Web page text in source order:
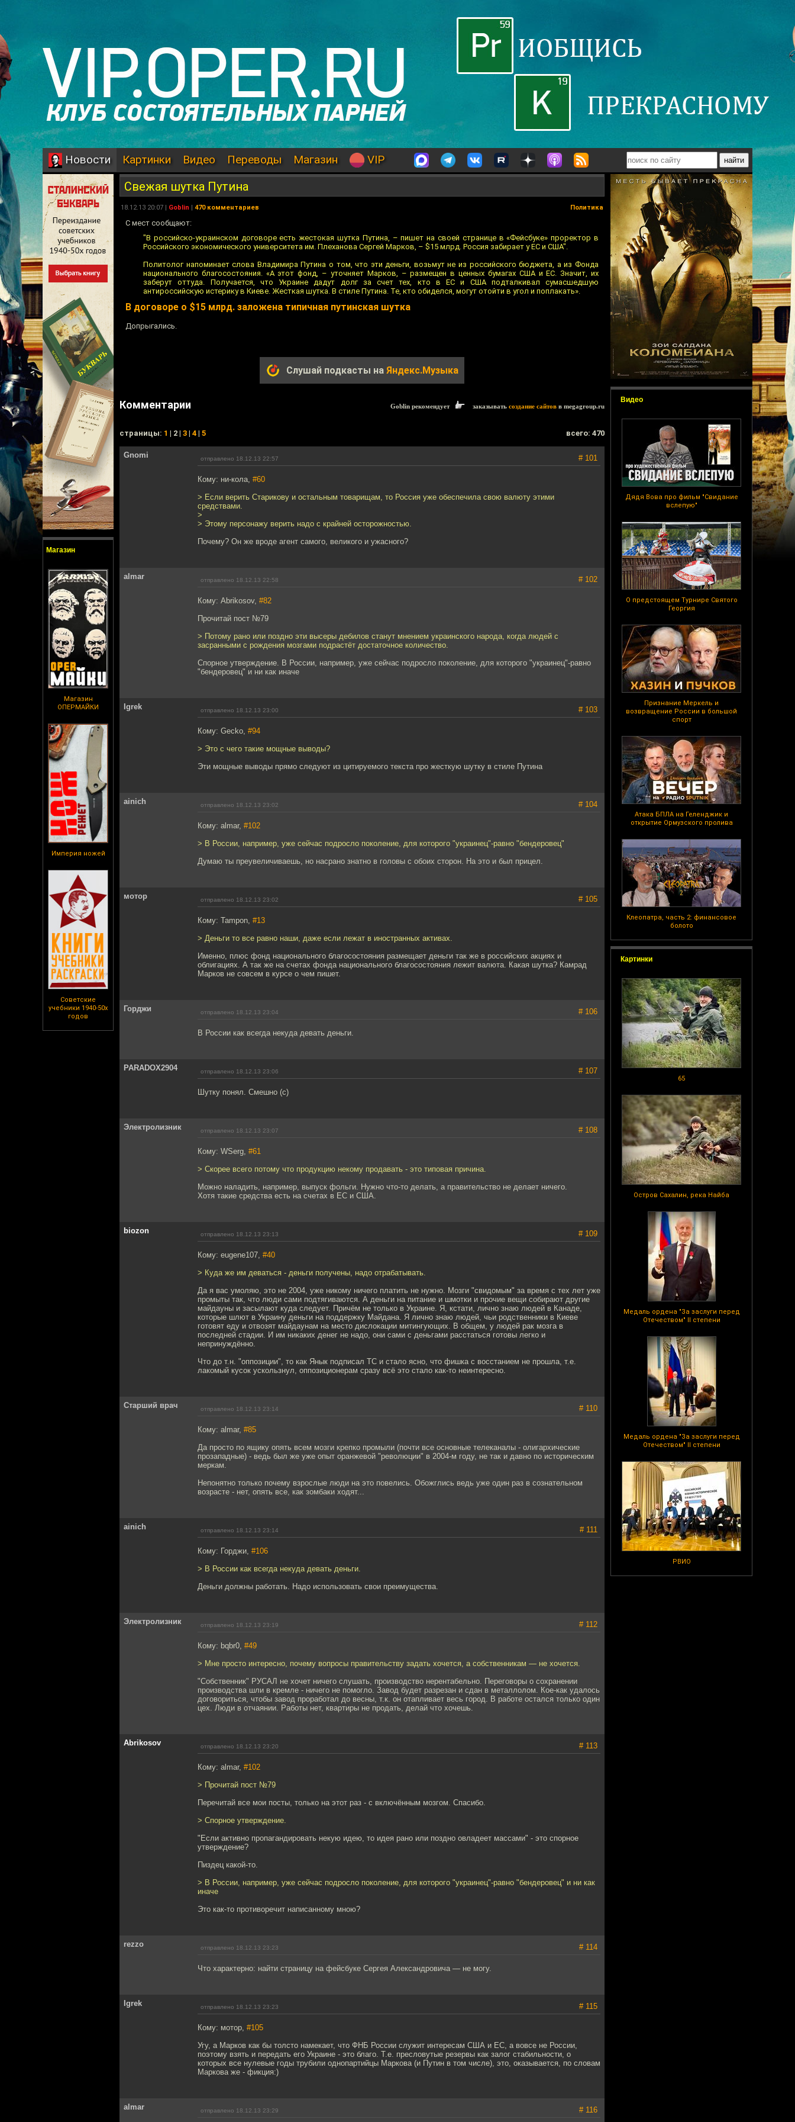
Новости Картинки Видео Переводы Магазин VIP
Магазин
Магазин
ОПЕРМАЙКИ
Империя ножей
Советские
учебники 1940-50х
годов
Видео
Дядя Вова про фильм "Свидание
вслепую"
О предстоящем Турнире Святого
Георгия
Признание Меркель и
возвращение России в большой
спорт
Атака БПЛА на Геленджик и
открытие Ормузского пролива
Клеопатра, часть 2: финансовое
болото
Картинки
65
Остров Сахалин, река Найба
Медаль ордена "За заслуги перед
Отечеством" II степени
Медаль ордена "За заслуги перед
Отечеством" II степени
РВИО
Свежая шутка Путина
18.12.13 20:07 | Goblin | 470 комментариев Политика
C мест сообщают:
"В российско-украинском договоре есть жестокая шутка Путина, – пишет на своей странице в «Фейсбуке» проректор в
Российского экономического университета им. Плеханова Сергей Марков, – $15 млрд. Россия забирает у ЕС и США".
Политолог напоминает слова Владимира Путина о том, что эти деньги, возьмут не из российского бюджета, а из Фонда
национального благосостояния. «А этот фонд, – уточняет Марков, – размещен в ценных бумагах США и ЕС. Значит, их
заберут оттуда. Получается, что Украине дадут долг за счет тех, кто в ЕС и США подталкивал сумасшедшую
антироссийскую истерику в Киеве. Жесткая шутка. В стиле Путина. Те, кто обиделся, могут отойти в угол и поплакать».
В договоре о $15 млрд. заложена типичная путинская шутка
Допрыгались.
Слушай подкасты на Яндекс.Музыка
Комментарии Goblin рекомендует заказывать создание сайтов в megagroup.ru
cтраницы: 1 | 2 | 3 | 4 | 5 всего: 470
Gnomi отправлено 18.12.13 22:57 # 101
Кому: ни-кола, #60
> Если верить Старикову и остальным товарищам, то Россия уже обеспечила свою валюту этими
средствами.
>
> Этому персонажу верить надо с крайней осторожностью.
Почему? Он же вроде агент самого, великого и ужасного?
almar отправлено 18.12.13 22:58 # 102
Кому: Abrikosov, #82
Прочитай пост №79
> Потому рано или поздно эти высеры дебилов станут мнением украинского народа, когда людей с
засранными с рождения мозгами подрастёт достаточное количество.
Спорное утверждение. В России, например, уже сейчас подросло поколение, для которого "украинец"-равно
"бендеровец" и ни как иначе
Igrek отправлено 18.12.13 23:00 # 103
Кому: Gecko, #94
> Это с чего такие мощные выводы?
Эти мощные выводы прямо следуют из цитируемого текста про жесткую шутку в стиле Путина
ainich отправлено 18.12.13 23:02 # 104
Кому: almar, #102
> В России, например, уже сейчас подросло поколение, для которого "украинец"-равно "бендеровец"
Думаю ты преувеличиваешь, но насрано знатно в головы с обоих сторон. На это и был прицел.
мотор отправлено 18.12.13 23:02 # 105
Кому: Tampon, #13
> Деньги то все равно наши, даже если лежат в иностранных активах.
Именно, плюс фонд национального благосостояния размещает деньги так же в российских акциях и
облигациях. А так же на счетах фонда национального благосостояния лежит валюта. Какая шутка? Камрад
Марков не совсем в курсе о чем пишет.
Горджи отправлено 18.12.13 23:04 # 106
В России как всегда некуда девать деньги.
PARADOX2904 отправлено 18.12.13 23:06 # 107
Шутку понял. Смешно (с)
Электролизник отправлено 18.12.13 23:07 # 108
Кому: WSerg, #61
> Скорее всего потому что продукцию некому продавать - это типовая причина.
Можно наладить, например, выпуск фольги. Нужно что-то делать, а правительство не делает ничего.
Хотя такие средства есть на счетах в ЕС и США.
biozon отправлено 18.12.13 23:13 # 109
Кому: eugene107, #40
> Куда же им деваться - деньги получены, надо отрабатывать.
Да я вас умоляю, это не 2004, уже никому ничего платить не нужно. Мозги "свидомым" за время с тех лет уже
промыты так, что люди сами подтягиваются. А деньги на питание и шмотки и прочие вещи собирают другие
майдауны и засылают куда следует. Причём не только в Украине. Я, кстати, лично знаю людей в Канаде,
которые шлют в Украину деньги на поддержку Майдана. Я лично знаю людей, чьи родственники в Киеве
готовят еду и отвозят майдаунам на место дислокации митингующих. В общем, у людей рак мозга в
последней стадии. И им никаких денег не надо, они сами с деньгами расстаться готовы легко и
непринуждённо.
Что до т.н. "оппозиции", то как Янык подписал ТС и стало ясно, что фишка с восстанием не прошла, т.е.
лакомый кусок ускользнул, оппозиционерам сразу всё это стало как-то неинтересно.
Старший врач отправлено 18.12.13 23:14 # 110
Кому: almar, #85
Да просто по ящику опять всем мозги крепко промыли (почти все основные телеканалы - олигархические
прозападные) - ведь был же уже опыт оранжевой "революции" в 2004-м году, не так и давно по историческим
меркам.
Непонятно только почему взрослые люди на это повелись. Обожглись ведь уже один раз в сознательном
возрасте - нет, опять все, как зомбаки ходят...
ainich отправлено 18.12.13 23:14 # 111
Кому: Горджи, #106
> В России как всегда некуда девать деньги.
Деньги должны работать. Надо использовать свои преимущества.
Электролизник отправлено 18.12.13 23:19 # 112
Кому: bqbr0, #49
> Мне просто интересно, почему вопросы правительству задать хочется, а собственникам — не хочется.
"Собственник" РУСАЛ не хочет ничего слушать, производство нерентабельно. Переговоры о сохранении
производства шли в кремле - ничего не помогло. Завод будет разрезан и сдан в металлолом. Кое-как удалось
договориться, чтобы завод проработал до весны, т.к. он отапливает весь город. В работе остался только один
цех. Люди в отчаянии. Работы нет, квартиры не продать, делай что хочешь.
Abrikosov отправлено 18.12.13 23:20 # 113
Кому: almar, #102
> Прочитай пост №79
Перечитай все мои посты, только на этот раз - с включённым мозгом. Спасибо.
> Спорное утверждение.
"Если активно пропагандировать некую идею, то идея рано или поздно овладеет массами" - это спорное
утверждение?
Пиздец какой-то.
> В России, например, уже сейчас подросло поколение, для которого "украинец"-равно "бендеровец" и ни как
иначе
Это как-то противоречит написанному мною?
rezzo отправлено 18.12.13 23:23 # 114
Что характерно: найти страницу на фейсбуке Сергея Александровича — не могу.
Igrek отправлено 18.12.13 23:23 # 115
Кому: мотор, #105
Угу, а Марков как бы толсто намекает, что ФНБ России служит интересам США и ЕС, а вовсе не России,
поэтому взять и передать его Украине - это благо. Т.е. пресловутые резервы как залог стабильности, о
которых все нулевые годы трубили однопартийцы Маркова (и Путин в том числе), это, оказывается, по словам
Маркова же - фикция:)
almar отправлено 18.12.13 23:29 # 116